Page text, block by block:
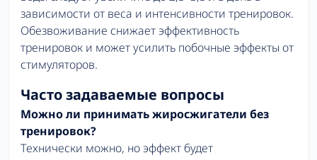
зависимости от веса и интенсивности тренировок.
Обезвоживание снижает эффективность
тренировок и может усилить побочные эффекты от
стимуляторов.
Часто задаваемые вопросы
Можно ли принимать жиросжигатели без
тренировок?
Технически можно, но эффект будет